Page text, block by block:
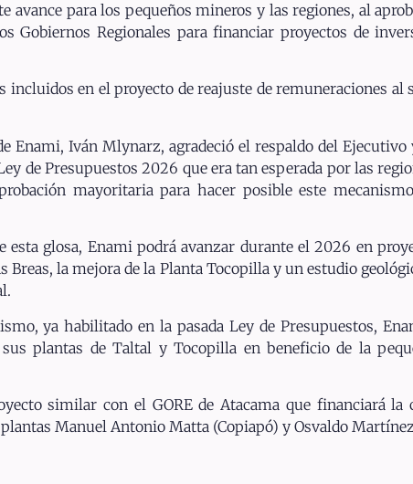
avance para los pequeños mineros y las regiones, al
Gobiernos Regionales para financiar proyectos de
incluidos en el proyecto de reajuste de remuneraciones
Enami, Iván Mlynarz, agradeció el respaldo del
de Presupuestos 2026 que era tan esperada por las
mayoritaria para hacer posible este
esta glosa, Enami podrá avanzar durante el 2026 en
Breas, la mejora de la Planta Tocopilla y un estudio
ya habilitado en la pasada Ley de Presupuestos,
plantas de Taltal y Tocopilla en beneficio de la
similar con el GORE de Atacama que financiará
Manuel Antonio Matta (Copiapó) y Osvaldo Martínez